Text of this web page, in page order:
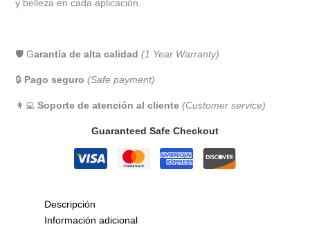
y belleza en cada aplicación.
🛡️ Garantía de alta calidad (1 Year Warranty)
🔒 Pago seguro (Safe payment)
👩‍💻 Soporte de atención al cliente (Customer service)
Guaranteed Safe Checkout
Descripción
Información adicional